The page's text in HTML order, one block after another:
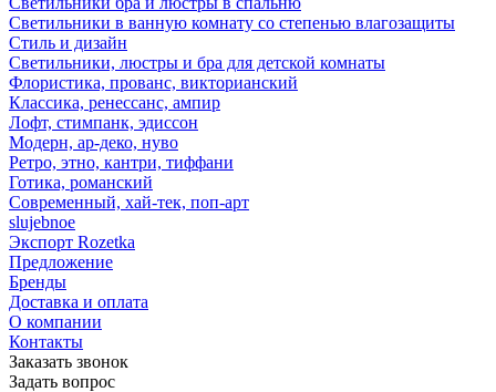
Светильники в ванную комнату со степенью влагозащиты
Стиль и дизайн
Светильники, люстры и бра для детской комнаты
Флористика, прованс, викторианский
Классика, ренессанс, ампир
Лофт, стимпанк, эдиссон
Модерн, ар-деко, нуво
Ретро, этно, кантри, тиффани
Готика, романский
Современный, хай-тек, поп-арт
slujebnoe
Экспорт Rozetka
Предложение
Бренды
Доставка и оплата
О компании
Контакты
Заказать звонок
Задать вопрос